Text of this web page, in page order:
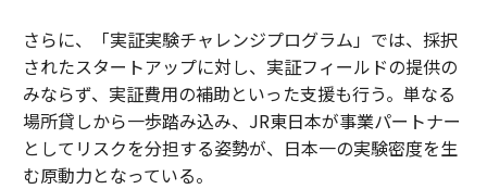
さらに、「実証実験チャレンジプログラム」では、採択
されたスタートアップに対し、実証フィールドの提供の
みならず、実証費用の補助といった支援も行う。単なる
場所貸しから一歩踏み込み、JR東日本が事業パートナー
としてリスクを分担する姿勢が、日本一の実験密度を生
む原動力となっている。